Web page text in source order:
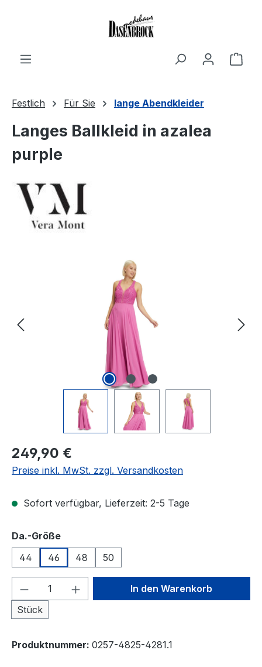
Festlich Für Sie lange Abendkleider
Langes Ballkleid in azalea
purple
Bildergalerie überspringen
Regulärer Preis:
249,90 €
Preise inkl. MwSt. zzgl. Versandkosten
Sofort verfügbar, Lieferzeit: 2-5 Tage
Da.-Größeauswählen
44
46 48 50
Produkt Anzahl: Gib den
Stück
In den Warenkorb
Produktnummer: 0257-4825-4281.1